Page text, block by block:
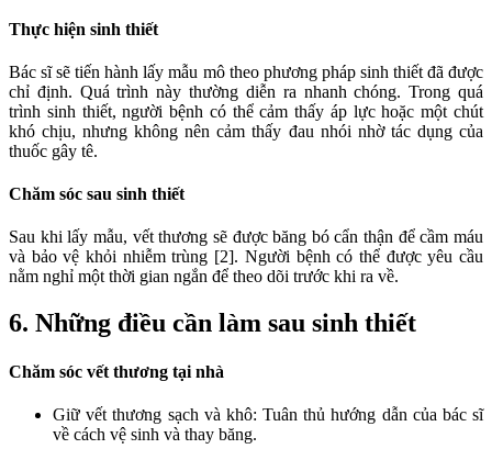
Thực hiện sinh thiết
Bác sĩ sẽ tiến hành lấy mẫu mô theo phương pháp sinh thiết đã được
chỉ định. Quá trình này thường diễn ra nhanh chóng. Trong quá
trình sinh thiết, người bệnh có thể cảm thấy áp lực hoặc một chút
khó chịu, nhưng không nên cảm thấy đau nhói nhờ tác dụng của
thuốc gây tê.
Chăm sóc sau sinh thiết
Sau khi lấy mẫu, vết thương sẽ được băng bó cẩn thận để cầm máu
và bảo vệ khỏi nhiễm trùng [2]. Người bệnh có thể được yêu cầu
nằm nghỉ một thời gian ngắn để theo dõi trước khi ra về.
6. Những điều cần làm sau sinh thiết
Chăm sóc vết thương tại nhà
Giữ vết thương sạch và khô: Tuân thủ hướng dẫn của bác sĩ
về cách vệ sinh và thay băng.